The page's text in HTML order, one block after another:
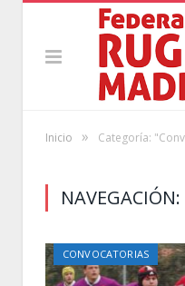
Inicio » Categoría:
NAVEGACIÓN:
CONVOCATORIAS